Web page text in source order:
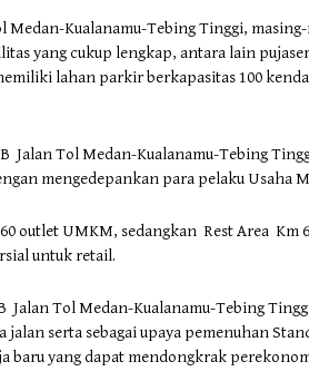
Medan-Kualanamu-Tebing Tinggi,
yang cukup lengkap, antara lain
lahan parkir berkapasitas 100
Jalan Tol Medan-Kualanamu-Tebing
mengedepankan para pelaku Usaha
outlet UMKM, sedangkan Rest Area Km
untuk retail.
Jalan Tol Medan-Kualanamu-Tebing
jalan serta sebagai upaya pemenuhan
baru yang dapat mendongkrak